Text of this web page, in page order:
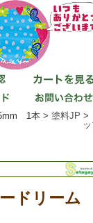
1本 > 塗料JP >
ドリー